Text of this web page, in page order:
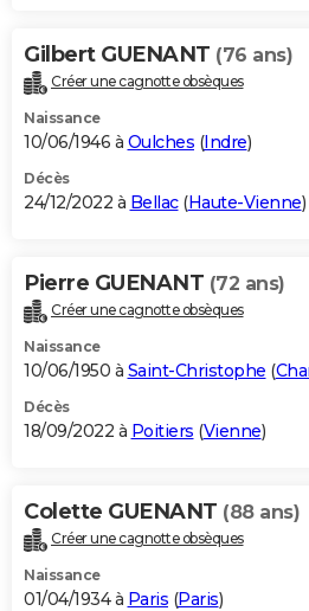
Gilbert GUENANT (76 ans)
Créer une cagnotte obsèques
Naissance
10/06/1946 à Oulches (Indre)
Décès
24/12/2022 à Bellac(Haute-Vienne)
Pierre GUENANT (72 ans)
Créer une cagnotte obsèques
Naissance
10/06/1950 à Saint-Christophe (
Décès
18/09/2022 à Poitiers (Vienne)
Colette GUENANT (88 ans)
Créer une cagnotte obsèques
Naissance
01/04/1934 à Paris (Paris)